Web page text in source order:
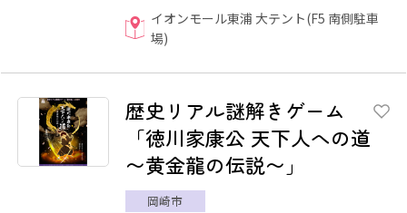
イオンモール東浦 大テント(F5 南側駐車
場)
歴史リアル謎解きゲーム
「徳川家康公 天下人への道
〜黄金龍の伝説〜」
岡崎市